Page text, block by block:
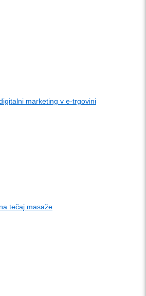
marketing v e-trgovini
tečaj masaže